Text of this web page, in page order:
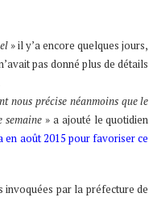
» il y’a encore quelques jours,
pas donné plus de détails
nous précise néanmoins que le
semaine» a ajouté le quotidien
en août 2015 pour favoriser ce
invoquées par la préfecture de